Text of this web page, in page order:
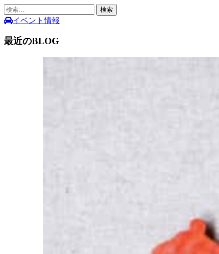
検
索:イベント情報
最近のBLOG